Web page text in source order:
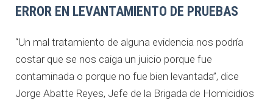
ERROR EN LEVANTAMIENTO DE PRUEBAS
“Un mal tratamiento de alguna evidencia nos podría
costar que se nos caiga un juicio porque fue
contaminada o porque no fue bien levantada”, dice
Jorge Abatte Reyes, Jefe de la Brigada de Homicidios